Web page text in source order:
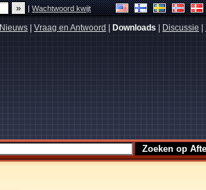
|Wachtwoord kwijt
Nieuws Vraag en Antwoord Downloads Discussie